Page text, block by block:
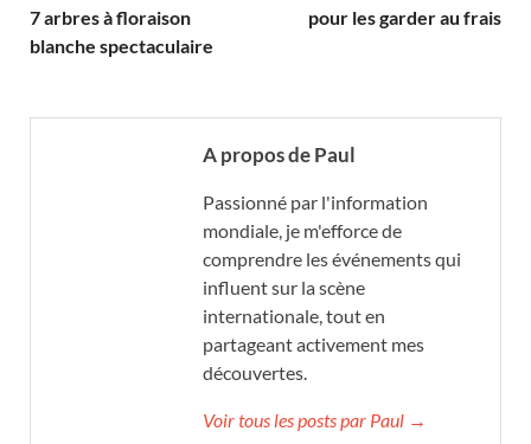
7 arbres à floraison
blanche spectaculaire
pour les garder au frais
A propos de Paul
Passionné par l'information
mondiale, je m'efforce de
comprendre les événements qui
influent sur la scène
internationale, tout en
partageant activement mes
découvertes.
Voir tous les posts par Paul →